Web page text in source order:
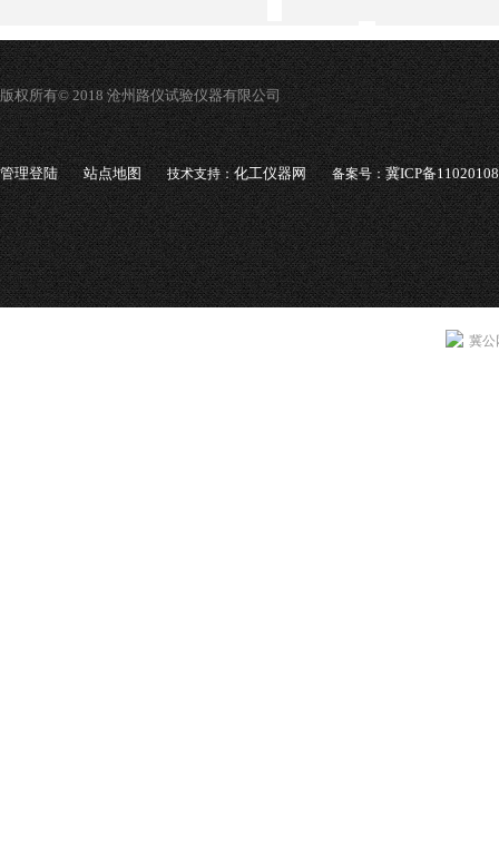
版权所有© 2018 沧州路仪试验仪器有限公司
管理登陆 站点地图 技术支持：化工仪器网 备案号：冀ICP备
冀公